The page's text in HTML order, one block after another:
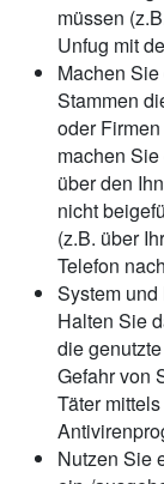
müssen
Unfug mit
Machen
Stammen
oder
machen
über den
nicht
(z.B. über
Telefon
System
Halten Sie
die
Gefahr von
Täter
Nutzen Sie